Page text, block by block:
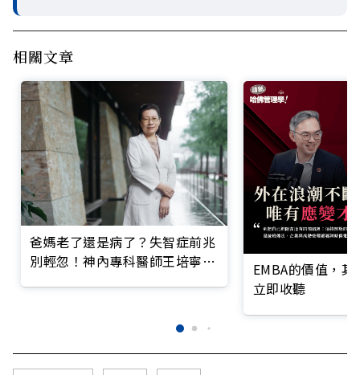
相關文章
爸媽老了還是病了？失智症前兆
別輕忽！神內專科醫師王培寧呼
EMBA的價值，
立即收聽